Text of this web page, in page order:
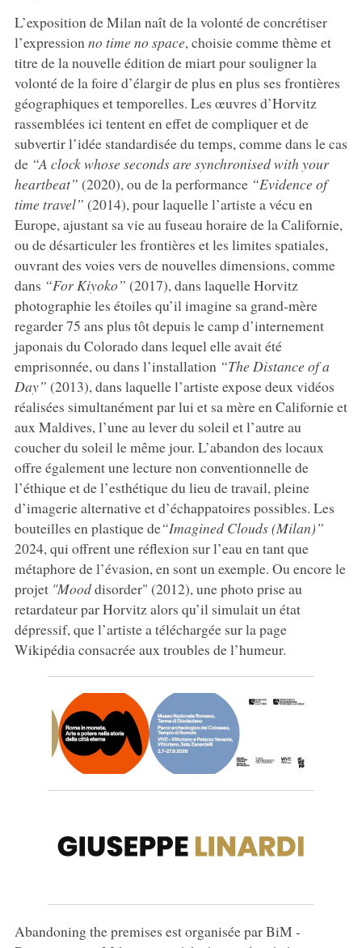
L’exposition de Milan naît de la volonté de concrétiser
l’expression no time no space, choisie comme thème et
titre de la nouvelle édition de miart pour souligner la
volonté de la foire d’élargir de plus en plus ses frontières
géographiques et temporelles. Les œuvres d’Horvitz
rassemblées ici tentent en effet de compliquer et de
subvertir l’idée standardisée du temps, comme dans le cas
de “A clock whose seconds are synchronised with your
heartbeat” (2020), ou de la performance “Evidence of
time travel” (2014), pour laquelle l’artiste a vécu en
Europe, ajustant sa vie au fuseau horaire de la Californie,
ou de désarticuler les frontières et les limites spatiales,
ouvrant des voies vers de nouvelles dimensions, comme
dans “For Kiyoko” (2017), dans laquelle Horvitz
photographie les étoiles qu’il imagine sa grand-mère
regarder 75 ans plus tôt depuis le camp d’internement
japonais du Colorado dans lequel elle avait été
emprisonnée, ou dans l’installation “The Distance of a
Day” (2013), dans laquelle l’artiste expose deux vidéos
réalisées simultanément par lui et sa mère en Californie et
aux Maldives, l’une au lever du soleil et l’autre au
coucher du soleil le même jour. L’abandon des locaux
offre également une lecture non conventionnelle de
l’éthique et de l’esthétique du lieu de travail, pleine
d’imagerie alternative et d’échappatoires possibles. Les
bouteilles en plastique de“Imagined Clouds (Milan)”
2024, qui offrent une réflexion sur l’eau en tant que
métaphore de l’évasion, en sont un exemple. Ou encore le
projet "Mooddisorder" (2012), une photo prise au
retardateur par Horvitz alors qu’il simulait un état
dépressif, que l’artiste a téléchargée sur la page
Wikipédia consacrée aux troubles de l’humeur.
Abandoning the premises est organisée par BiM -